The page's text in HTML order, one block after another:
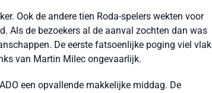
Ook de andere tien Roda-spelers wekten voor
Als de bezoekers al de aanval zochten dan was
De eerste fatsoenlijke poging viel vlak
van Martin Milec ongevaarlijk.
een opvallende makkelijke middag. De